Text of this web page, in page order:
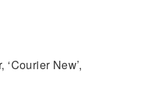
New’,